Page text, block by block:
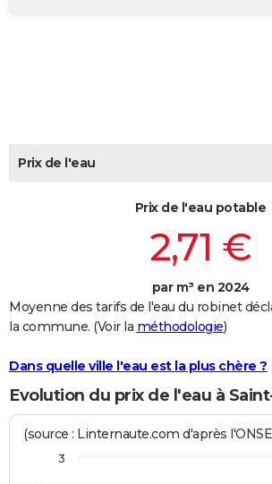
Carte de Noël
Carte Bonne année
Carte Saint-Valentin
Carte Pâques
Carte d'anniversaire
DICTIONNAIRE
FORUM
Prix de l'eau
Prix de l'eau potable
2,71 €
par m³ en 2024
Moyenne des tarifs de l'eau du robinet
la commune. (Voir la méthodologie)
Dans quelle ville l'eau est la plus chère ?
Evolution du prix de l'eau à
(source : Linternaute.com d'après
3